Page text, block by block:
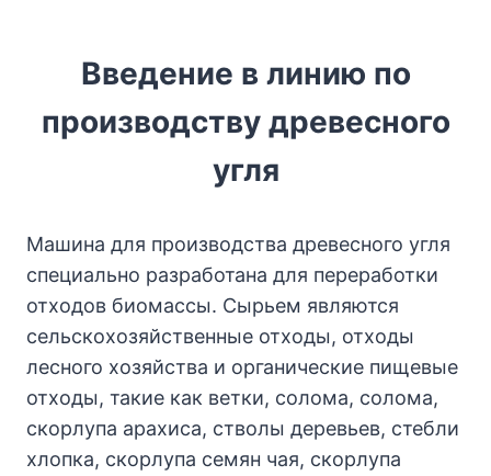
Введение в линию по
производству древесного
угля
Машина для производства древесного угля
специально разработана для переработки
отходов биомассы. Сырьем являются
сельскохозяйственные отходы, отходы
лесного хозяйства и органические пищевые
отходы, такие как ветки, солома, солома,
скорлупа арахиса, стволы деревьев, стебли
хлопка, скорлупа семян чая, скорлупа